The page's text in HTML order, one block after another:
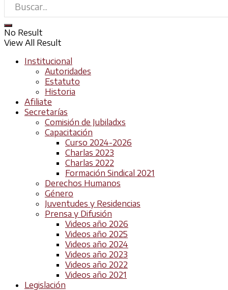
No Result
View All Result
Institucional
Autoridades
Estatuto
Historia
Afiliate
Secretarías
Comisión de Jubiladxs
Capacitación
Curso 2024-2026
Charlas 2023
Charlas 2022
Formación Sindical 2021
Derechos Humanos
Género
Juventudes y Residencias
Prensa y Difusión
Videos año 2026
Videos año 2025
Videos año 2024
Videos año 2023
Videos año 2022
Videos año 2021
Legislación